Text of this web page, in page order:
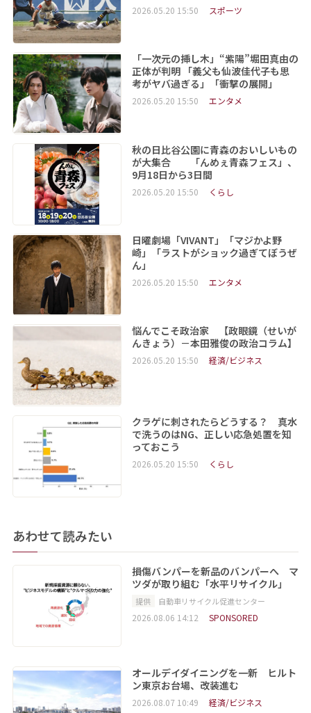
2026.05.20 15:50 スポーツ
「一次元の挿し木」“紫陽”堀田真由の
正体が判明 「義父も仙波佳代子も思
考がヤバ過ぎる」「衝撃の展開」
2026.05.20 15:50 エンタメ
秋の日比谷公園に青森のおいしいもの
が大集合 「んめぇ青森フェス」、
9月18日から3日間
2026.05.20 15:50 くらし
日曜劇場「VIVANT」「マジかよ野
崎」「ラストがショック過ぎてぼうぜ
ん」
2026.05.20 15:50 エンタメ
悩んでこそ政治家 【政眼鏡（せいが
んきょう）－本田雅俊の政治コラム】
2026.05.20 15:50 経済/ビジネス
クラゲに刺されたらどうする？ 真水
で洗うのはNG、正しい応急処置を知
っておこう
2026.05.20 15:50 くらし
あわせて読みたい
損傷バンパーを新品のバンパーへ マ
ツダが取り組む「水平リサイクル」
提供 自動車リサイクル促進センター
2026.08.06 14:12 SPONSORED
オールデイダイニングを一新 ヒルト
ン東京お台場、改装進む
2026.08.07 10:49 経済/ビジネス